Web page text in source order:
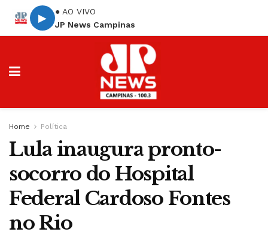
▶
● AO VIVO
JP News Campinas
Home Política
Lula inaugura pronto-
socorro do Hospital
Federal Cardoso Fontes
no Rio